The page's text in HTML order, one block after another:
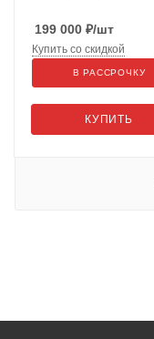
199 000 ₽/шт
КУПИТЬ
Купить со скидкой
В РАССРОЧКУ